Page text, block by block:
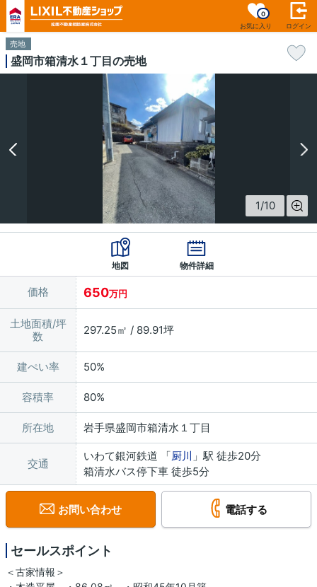
お気に入り
0
ログイン
売地
盛岡市箱清水１丁目の売地
1/10
地図 物件詳細
価格 650万円
土地面積/坪
数
297.25㎡ / 89.91坪
建ぺい率 50%
容積率 80%
所在地 岩手県盛岡市箱清水１丁目
交通
いわて銀河鉄道 「厨川 」駅 徒歩20分
箱清水バス停下車 徒歩5分
お問い合わせ 電話する
セールスポイント
＜古家情報＞